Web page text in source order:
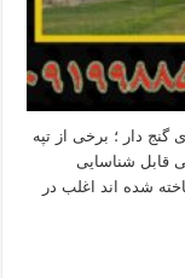
دار ؛ برخی از تپه
قابل شناسایی
شده اند اغلب در